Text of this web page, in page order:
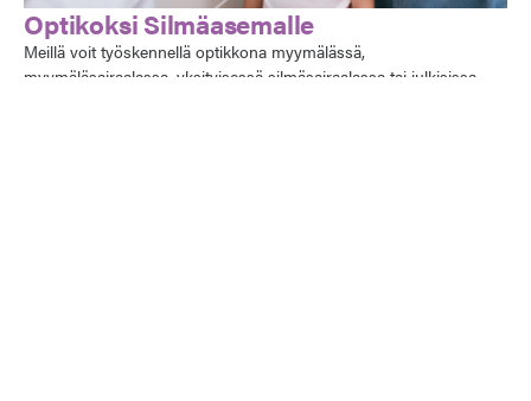
Optikoksi Silmäasemalle
Meillä voit työskennellä optikkona myymälässä,
myymäläsairaalassa, yksityisessä silmäsairaalassa tai julkisissa